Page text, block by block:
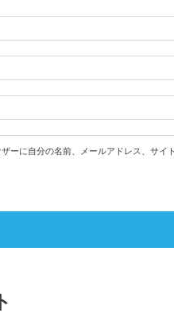
ーに自分の名前、メールアドレス、サイ